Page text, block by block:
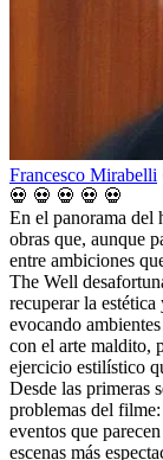
Francesco Mirabelli
💀 💀 💀 💀 💀
En el panorama del
obras que, aunque
entre ambiciones
The Well
recuperar la
evocando
con el arte maldito,
ejercicio estilístico
Desde las primeras
problemas del
eventos que
escenas más